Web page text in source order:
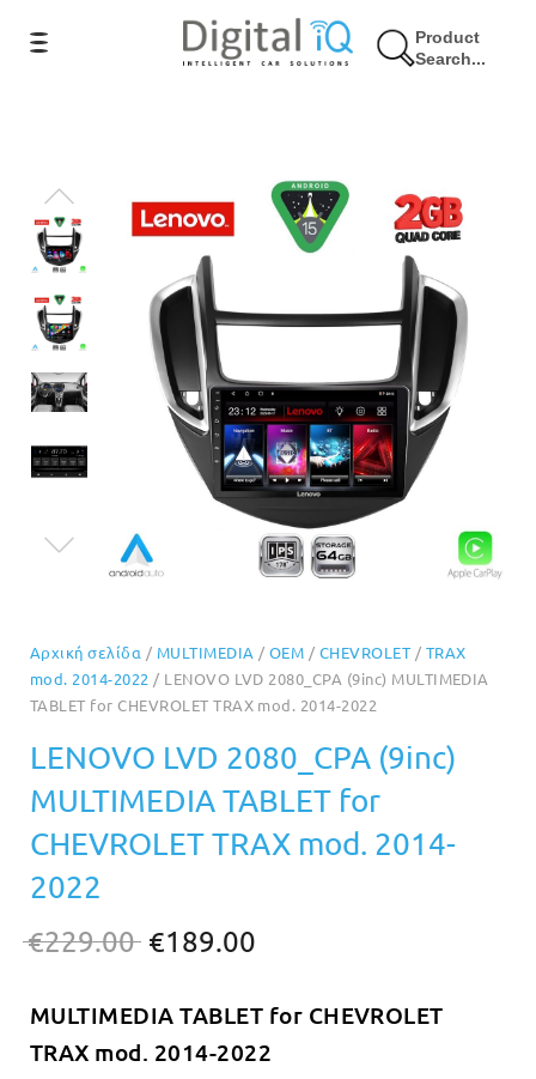
Product
Search...
17% Έκπτωση
Αρχική σελίδα / MULTIMEDIA / OEM / CHEVROLET/ TRAX
mod. 2014-2022 / LENOVO LVD 2080_CPA (9inc) MULTIMEDIA
TABLET for CHEVROLET TRAX mod. 2014-2022
LENOVO LVD 2080_CPA (9inc)
MULTIMEDIA TABLET for
CHEVROLET TRAX mod. 2014-
2022
€229.00 Original
was:
€229.00.
€189.00
τιμή
είναι:
MULTIMEDIA TABLET for CHEVROLET
TRAX mod. 2014-2022